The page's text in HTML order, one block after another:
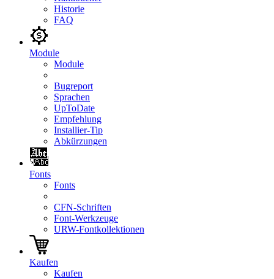
Historie
FAQ
Module
Module
Bugreport
Sprachen
UpToDate
Empfehlung
Installier-Tip
Abkürzungen
Fonts
Fonts
CFN-Schriften
Font-Werkzeuge
URW-Fontkollektionen
Kaufen
Kaufen